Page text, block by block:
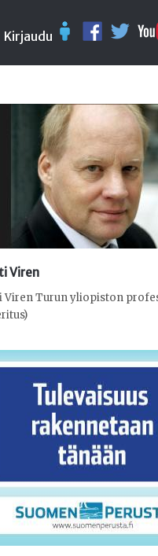
Kirjaudu
Viren
Viren Turun yliopiston